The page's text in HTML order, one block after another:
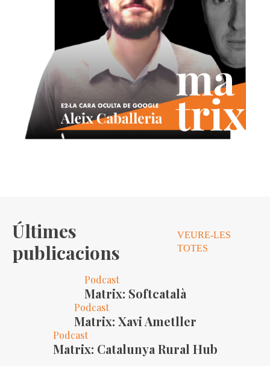
Últimes
publicacions
VEURE-LES
TOTES
Podcast
Matrix: Softcatalà
Podcast
Matrix: Xavi Ametller
Podcast
Matrix: Catalunya Rural Hub